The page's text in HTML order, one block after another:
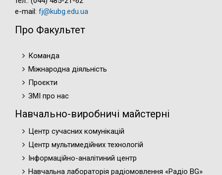
e-mail: fj@kubg.edu.ua
Про Факультет
Команда
Міжнародна діяльність
Проєкти
ЗМІ про нас
Навчально-виробничі майстерні
Центр сучасних комунікацій
Центр мультимедійних технологій
Інформаційно-аналітиний центр
Навчальна лабораторія радіомовлення «Радіо BG»